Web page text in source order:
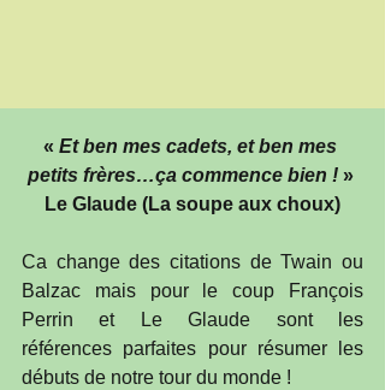
« Et ben mes cadets, et ben mes
petits frères…ça commence bien ! »
Le Glaude (La soupe aux choux)
Ca change des citations de Twain ou
Balzac mais pour le coup François
Perrin et Le Glaude sont les
références parfaites pour résumer les
débuts de notre tour du monde !